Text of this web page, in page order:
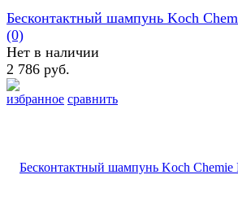
избранное сравнить
Бесконтактный шампунь Koch
(0)
Нет в наличии
2 786 руб.